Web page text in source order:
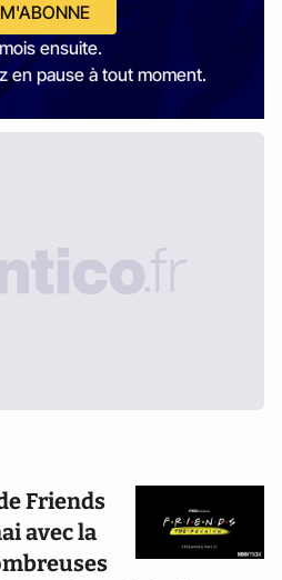
ensuite.
en pause à tout moment.
Friends
avec la